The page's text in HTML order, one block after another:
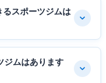
スポーツジムは
ジムはあります